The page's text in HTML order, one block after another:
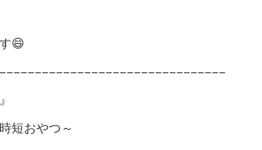
😄
短おやつ～